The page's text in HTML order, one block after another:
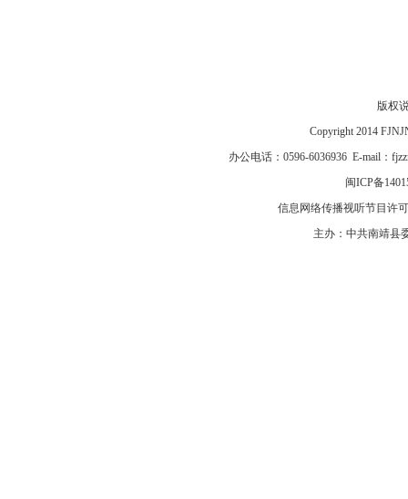
版权
Copyright 2014
办公电话：0596-6036936 E-mail：
闽ICP备
信息网络传播视听节目许
主办：中共南靖县